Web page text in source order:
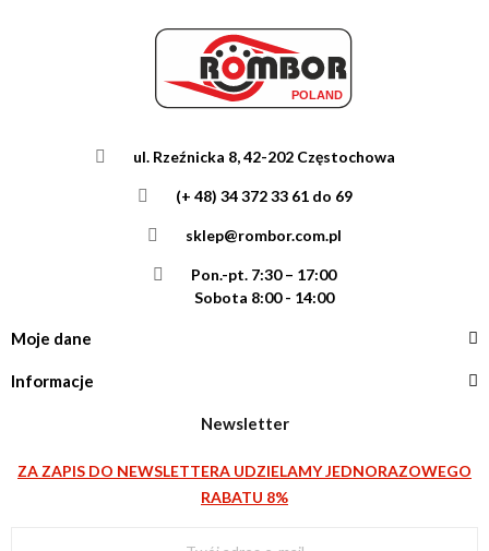
ul. Rzeźnicka 8, 42-202 Częstochowa
(+ 48) 34 372 33 61 do 69
sklep@rombor.com.pl
Pon.-pt. 7:30 – 17:00
Sobota 8:00 - 14:00
Moje dane
Informacje
Newsletter
ZA ZAPIS DO NEWSLETTERA UDZIELAMY JEDNORAZOWEGO
RABATU 8%